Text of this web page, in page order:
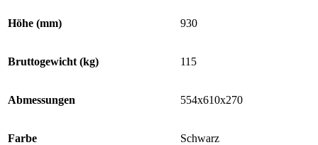
Höhe (mm) 930
Bruttogewicht (kg) 115
Abmessungen 554x610x270
Farbe Schwarz